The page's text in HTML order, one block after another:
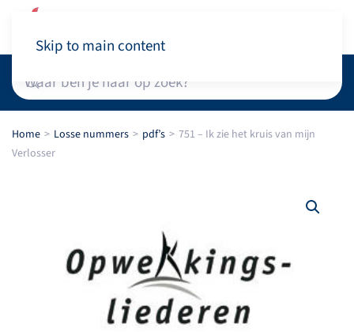
Skip to main content
Home Losse nummers pdf’s
751 – Ik zie het kruis van mijn
Verlosser